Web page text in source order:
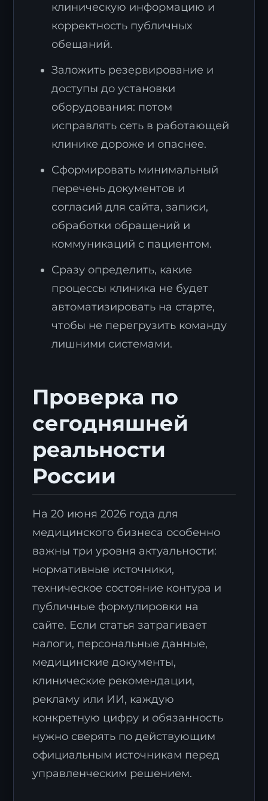
клиническую информацию и
корректность публичных
обещаний.
Заложить резервирование и
доступы до установки
оборудования: потом
исправлять сеть в работающей
клинике дороже и опаснее.
Сформировать минимальный
перечень документов и
согласий для сайта, записи,
обработки обращений и
коммуникаций с пациентом.
Сразу определить, какие
процессы клиника не будет
автоматизировать на старте,
чтобы не перегрузить команду
лишними системами.
Проверка по
сегодняшней
реальности
России
На 20 июня 2026 года для
медицинского бизнеса особенно
важны три уровня актуальности:
нормативные источники,
техническое состояние контура и
публичные формулировки на
сайте. Если статья затрагивает
налоги, персональные данные,
медицинские документы,
клинические рекомендации,
рекламу или ИИ, каждую
конкретную цифру и обязанность
нужно сверять по действующим
официальным источникам перед
управленческим решением.